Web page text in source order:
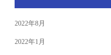
2022年8月
2022年1月